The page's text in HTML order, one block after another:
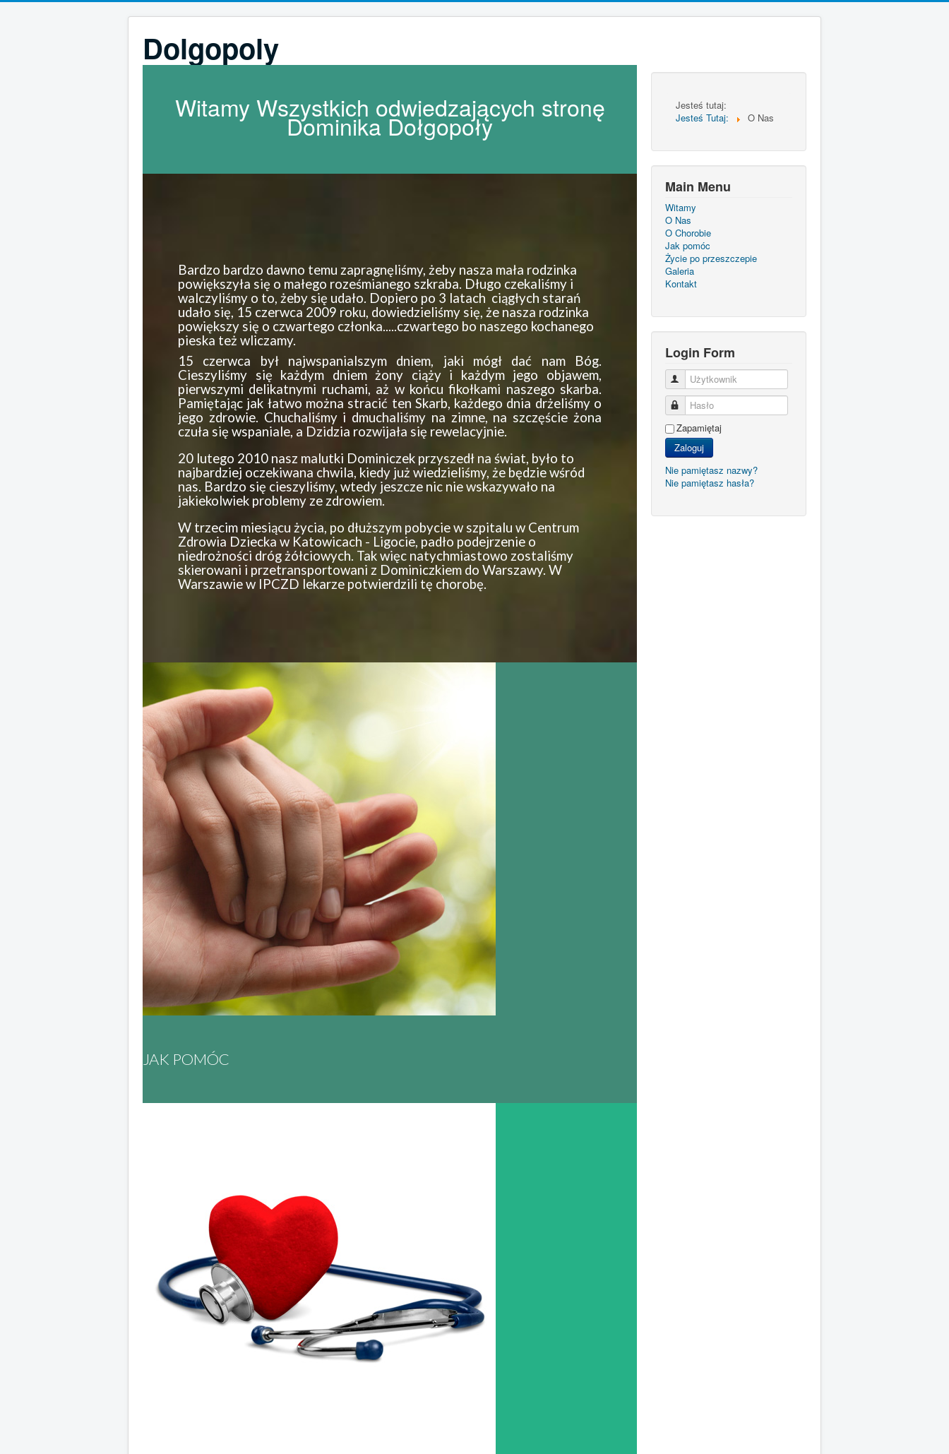
Dolgopoly
Witamy Wszystkich odwiedzających stronę
Dominika Dołgopoły
Bardzo bardzo dawno temu zapragnęliśmy, żeby nasza mała rodzinka
powiększyła się o małego roześmianego szkraba. Długo czekaliśmy i
walczyliśmy o to, żeby się udało. Dopiero po 3 latach ciągłych starań
udało się, 15 czerwca 2009 roku, dowiedzieliśmy się, że nasza rodzinka
powiększy się o czwartego członka.....czwartego bo naszego kochanego
pieska też wliczamy.
15 czerwca był najwspanialszym dniem, jaki mógł dać nam Bóg.
Cieszyliśmy się każdym dniem żony ciąży i każdym jego objawem,
pierwszymi delikatnymi ruchami, aż w końcu fikołkami naszego skarba.
Pamiętając jak łatwo można stracić ten Skarb, każdego dnia drżeliśmy o
jego zdrowie. Chuchaliśmy i dmuchaliśmy na zimne, na szczęście żona
czuła się wspaniale, a Dzidzia rozwijała się rewelacyjnie.
20 lutego 2010 nasz malutki Dominiczek przyszedł na świat, było to
najbardziej oczekiwana chwila, kiedy już wiedzieliśmy, że będzie wśród
nas. Bardzo się cieszyliśmy, wtedy jeszcze nic nie wskazywało na
jakiekolwiek problemy ze zdrowiem.
W trzecim miesiącu życia, po dłuższym pobycie w szpitalu w Centrum
Zdrowia Dziecka w Katowicach - Ligocie, padło podejrzenie o
niedrożności dróg żółciowych. Tak więc natychmiastowo zostaliśmy
skierowani i przetransportowani z Dominiczkiem do Warszawy. W
Warszawie w IPCZD lekarze potwierdzili tę chorobę.
JAK POMÓC
Jesteś tutaj:
Jesteś Tutaj:
O Nas
Main Menu
Witamy
O Nas
O Chorobie
Jak pomóc
Życie po przeszczepie
Galeria
Kontakt
Login Form
Użytkownik
Hasło
Zapamiętaj
Zaloguj
Nie pamiętasz nazwy?
Nie pamiętasz hasła?